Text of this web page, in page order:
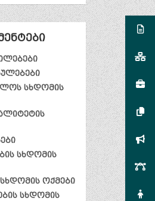
სხდომის
სხდომის
ოქმები
სხდომის